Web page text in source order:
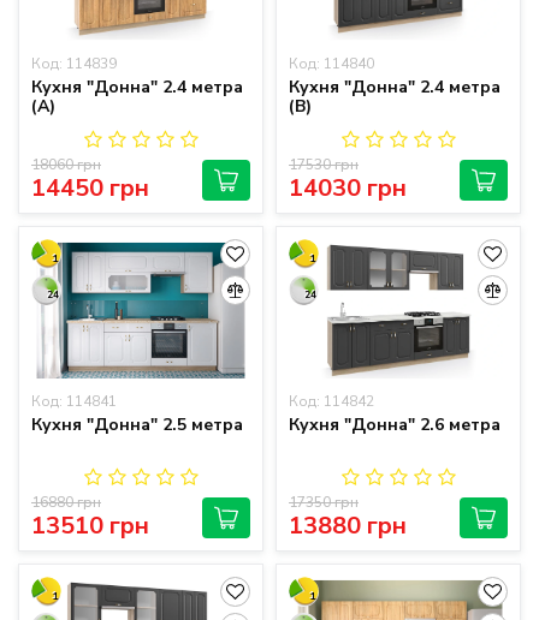
Код: 114839
Кухня "Донна" 2.4 метра
(A)
14450 грн
18060 грн
Код: 114840
Кухня "Донна" 2.4 метра
(B)
14030 грн
17530 грн
1
24
Код: 114841
Кухня "Донна" 2.5 метра
13510 грн
16880 грн
1
24
Код: 114842
Кухня "Донна" 2.6 метра
13880 грн
17350 грн
1 1